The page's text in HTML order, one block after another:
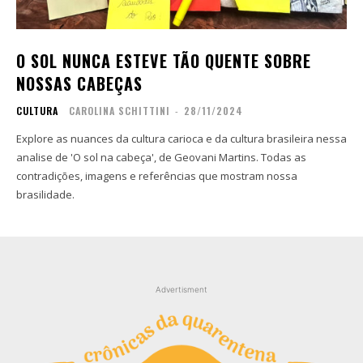
Contato
Zine
Autores
Contato
Filmes
Sobre
Contato
Zine
Autores
Contato
Filmes
Sobre
O SOL NUNCA ESTEVE TÃO QUENTE SOBRE
NOSSAS CABEÇAS
CULTURA CAROLINA SCHITTINI - 28/11/2024
Explore as nuances da cultura carioca e da cultura brasileira nessa
analise de 'O sol na cabeça', de Geovani Martins. Todas as
contradições, imagens e referências que mostram nossa
brasilidade.
Advertisment